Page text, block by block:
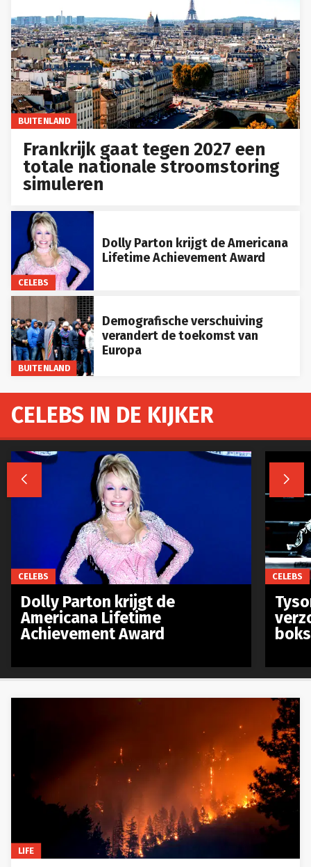
BUITENLAND
Frankrijk gaat tegen 2027 een
totale nationale stroomstoring
simuleren
CELEBS
Dolly Parton krijgt de Americana
Lifetime Achievement Award
BUITENLAND
Demografische verschuiving
verandert de toekomst van
Europa
LIFE
CELEBS IN DE KIJKER
 
CELEBS
Dolly Parton krijgt de
Americana Lifetime
Achievement Award
CELEBS